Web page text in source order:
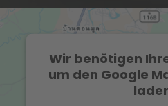
Wir benötigen
um den Google